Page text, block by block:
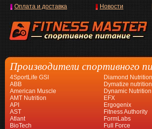
Оплата и доставка Новости
Производители спортивного
4SportLife GSI
ABB
American Muscle
AMT Nutrition
API
AST
Atlant
BioTech
Diamond Nutrition
Dymatize nutrition
Dynamic Nutrition
EFX
Ergogenix
Fitness Authority
FormLabs
Full Force